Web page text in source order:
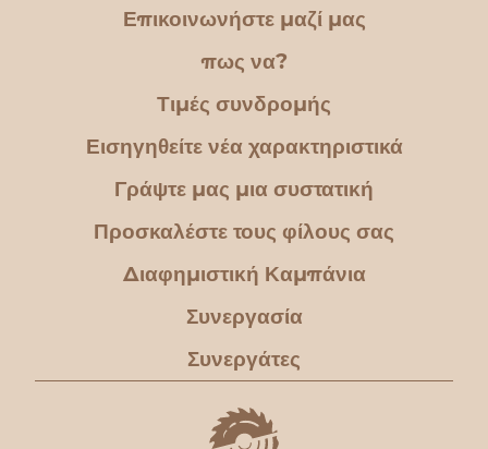
Επικοινωνήστε μαζί μας
πως να?
Τιμές συνδρομής
Εισηγηθείτε νέα χαρακτηριστικά
Γράψτε μας μια συστατική
Προσκαλέστε τους φίλους σας
Διαφημιστική Καμπάνια
Συνεργασία
Συνεργάτες